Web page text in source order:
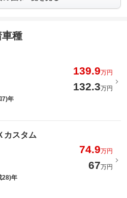
車種
139.9万円
132.3万円
7)年
カスタム
74.9万円
67万円
28)年